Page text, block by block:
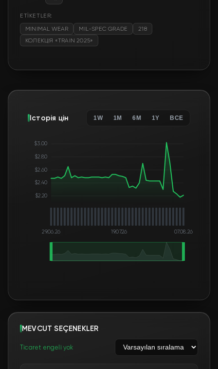
ETİKETLER:
MINIMAL WEAR
MIL-SPEC GRADE
218
КОЛЕКЦІЯ «TRAIN 2025»
Історія цін 1W 1M 6M 1Y ВСЕ
$2.20
$2.40
$2.60
$2.80
$3.00
29.06.26 19.07.26 07.08.26
MEVCUT SEÇENEKLER
Ticaret engeli yok